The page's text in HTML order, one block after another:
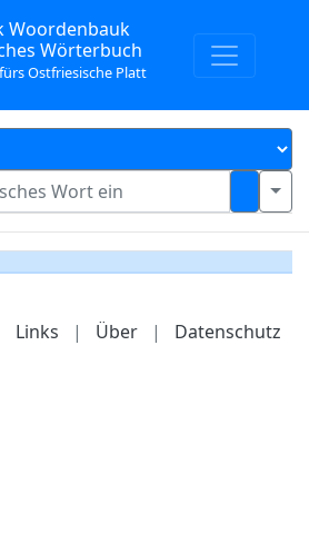
Woordenbauk
Wörterbuch
Ostfriesische Platt
Links | Über | Datenschutz